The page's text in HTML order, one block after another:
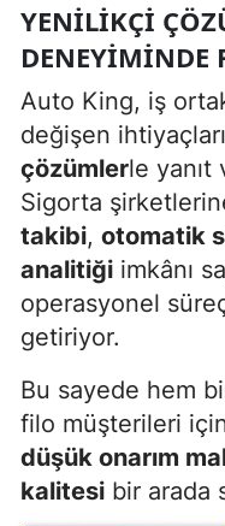
YENILIKÇI
DENEYIMINDE
Auto King, iş
değişen
çözümlerle yanıt
Sigorta
takibi, otomatik
analitiği imkânı
operasyonel
getiriyor.
Bu sayede hem
filo müşterileri
düşük onarım
kalitesi bir arada